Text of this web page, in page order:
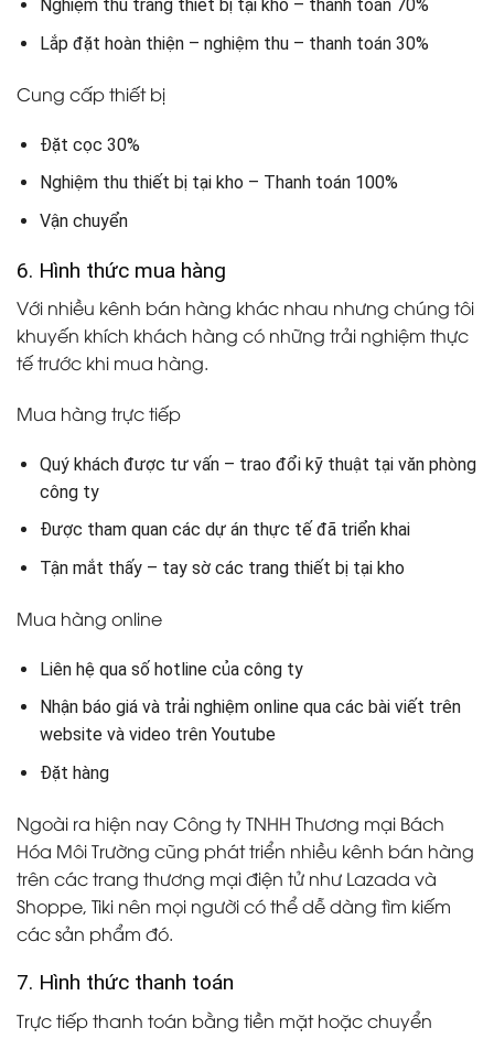
Nghiệm thu trang thiết bị tại kho – thanh toán 70%
Lắp đặt hoàn thiện – nghiệm thu – thanh toán 30%
Cung cấp thiết bị
Đặt cọc 30%
Nghiệm thu thiết bị tại kho – Thanh toán 100%
Vận chuyển
6. Hình thức mua hàng
Với nhiều kênh bán hàng khác nhau nhưng chúng tôi
khuyến khích khách hàng có những trải nghiệm thực
tế trước khi mua hàng.
Mua hàng trực tiếp
Quý khách được tư vấn – trao đổi kỹ thuật tại văn phòng
công ty
Được tham quan các dự án thực tế đã triển khai
Tận mắt thấy – tay sờ các trang thiết bị tại kho
Mua hàng online
Liên hệ qua số hotline của công ty
Nhận báo giá và trải nghiệm online qua các bài viết trên
website và video trên Youtube
Đặt hàng
Ngoài ra hiện nay Công ty TNHH Thương mại Bách
Hóa Môi Trường cũng phát triển nhiều kênh bán hàng
trên các trang thương mại điện tử như Lazada và
Shoppe, Tiki nên mọi người có thể dễ dàng tìm kiếm
các sản phẩm đó.
7. Hình thức thanh toán
Trực tiếp thanh toán bằng tiền mặt hoặc chuyển